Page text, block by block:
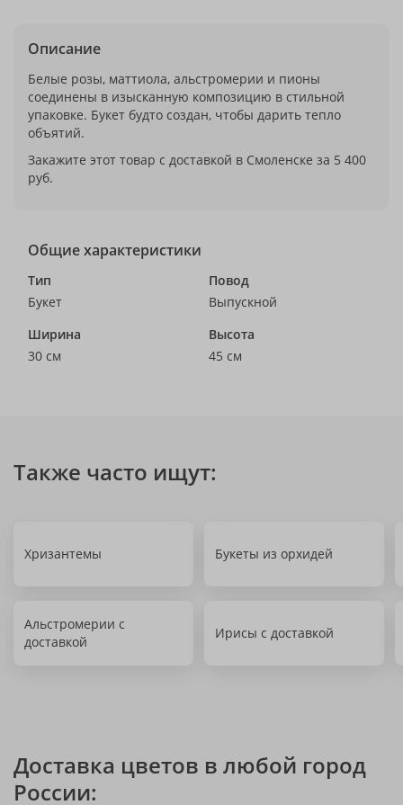
Описание
Белые розы, маттиола, альстромерии и пионы
соединены в изысканную композицию в стильной
упаковке. Букет будто создан, чтобы дарить тепло
объятий.
Закажите этот товар с доставкой в Смоленске за 5 400
руб.
Общие характеристики
Тип
Букет
Повод
Выпускной
Ширина
30 см
Высота
45 см
Также часто ищут:
Хризантемы Букеты из орхидей
Альстромерии с
доставкой
Ирисы с доставкой
Доставка цветов в любой город
России: